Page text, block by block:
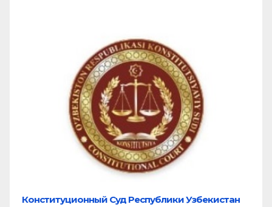
Конституционный Суд Республики Узбекистан